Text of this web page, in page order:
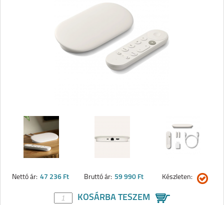
Nettó ár: 47 236 Ft Bruttó ár: 59 990 Ft Készleten:
KOSÁRBA TESZEM